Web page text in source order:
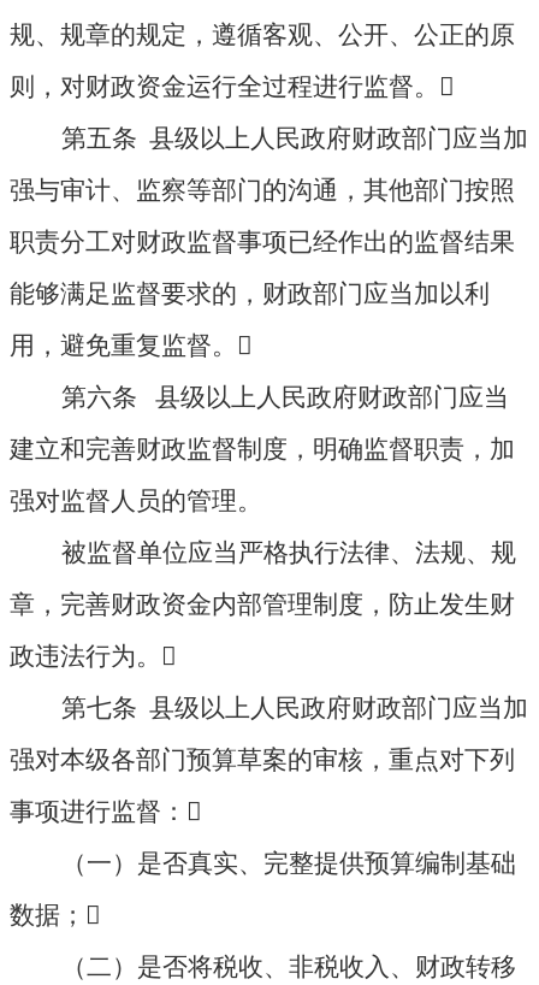
规、规章的规定，遵循客观、公开、公正的原
则，对财政资金运行全过程进行监督。 
第五条 县级以上人民政府财政部门应当加
强与审计、监察等部门的沟通，其他部门按照
职责分工对财政监督事项已经作出的监督结果
能够满足监督要求的，财政部门应当加以利
用，避免重复监督。 
第六条 县级以上人民政府财政部门应当
建立和完善财政监督制度，明确监督职责，加
强对监督人员的管理。
被监督单位应当严格执行法律、法规、规
章，完善财政资金内部管理制度，防止发生财
政违法行为。 
第七条 县级以上人民政府财政部门应当加
强对本级各部门预算草案的审核，重点对下列
事项进行监督： 
（一）是否真实、完整提供预算编制基础
数据； 
（二）是否将税收、非税收入、财政转移